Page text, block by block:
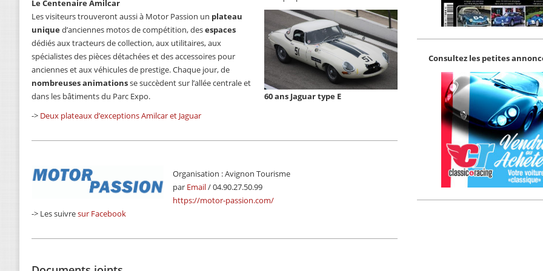
Le Centenaire Amilcar
60 ans Jaguar type E
Les visiteurs trouveront aussi à Motor Passion un plateau
uniqued’anciennes motos de compétition, desespaces
dédiés aux tracteurs de collection, aux utilitaires, aux
spécialistes des pièces détachées et des accessoires pour
anciennes et aux véhicules de prestige. Chaque jour, de
nombreuses animationsse succèdent sur l’allée centrale et
dans les bâtiments du Parc Expo.
-> Deux plateaux d’exceptions Amilcar et Jaguar
Organisation : Avignon Tourisme
par Email/ 04.90.27.50.99
https://motor-passion.com/
-> Les suivresur Facebook
Consultez les petites